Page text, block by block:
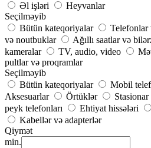
Əl işləri
Heyvanlar
Seçilməyib
Bütün kateqoriyalar
Telefonlar
və noutbuklar
Ağıllı saatlar və
kameralar
TV, audio, video
pultlar və proqramlar
Seçilməyib
Bütün kateqoriyalar
Mobil
Aksesuarlar
Örtüklər
peyk telefonları
Ehtiyat hissələri
Kabellər və adapterlər
Qiymət
min.